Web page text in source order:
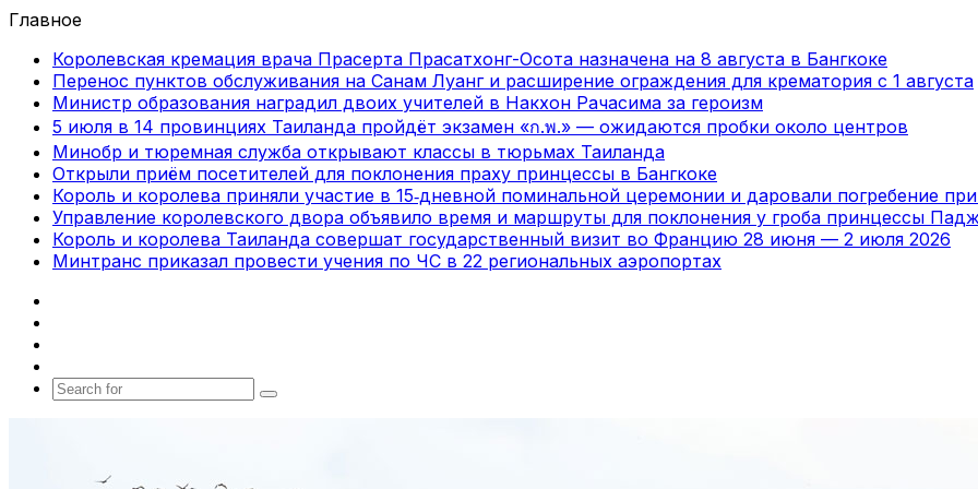
Главное
Королевская кремация врача Прасерта Прасатхонг-Осота назначена на 8 августа в Бангкоке
Перенос пунктов обслуживания на Санам Луанг и расширение ограждения для крематория с 1 августа
Министр образования наградил двоих учителей в Накхон Рачасима за героизм
5 июля в 14 провинциях Таиланда пройдёт экзамен «ก.พ.» — ожидаются пробки около центров
Минобр и тюремная служба открывают классы в тюрьмах Таиланда
Открыли приём посетителей для поклонения праху принцессы в Бангкоке
Король и королева приняли участие в 15‑дневной поминальной церемонии и даровали погребение
Управление королевского двора объявило время и маршруты для поклонения у гроба принцессы
Король и королева Таиланда совершат государственный визит во Францию 28 июня — 2 июля 2026
Минтранс приказал провести учения по ЧС в 22 региональных аэропортах
Search